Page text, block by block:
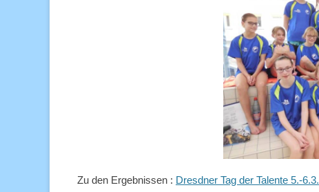
Zu den Ergebnissen : Dresdner Tag der Talente 5.-6.3.